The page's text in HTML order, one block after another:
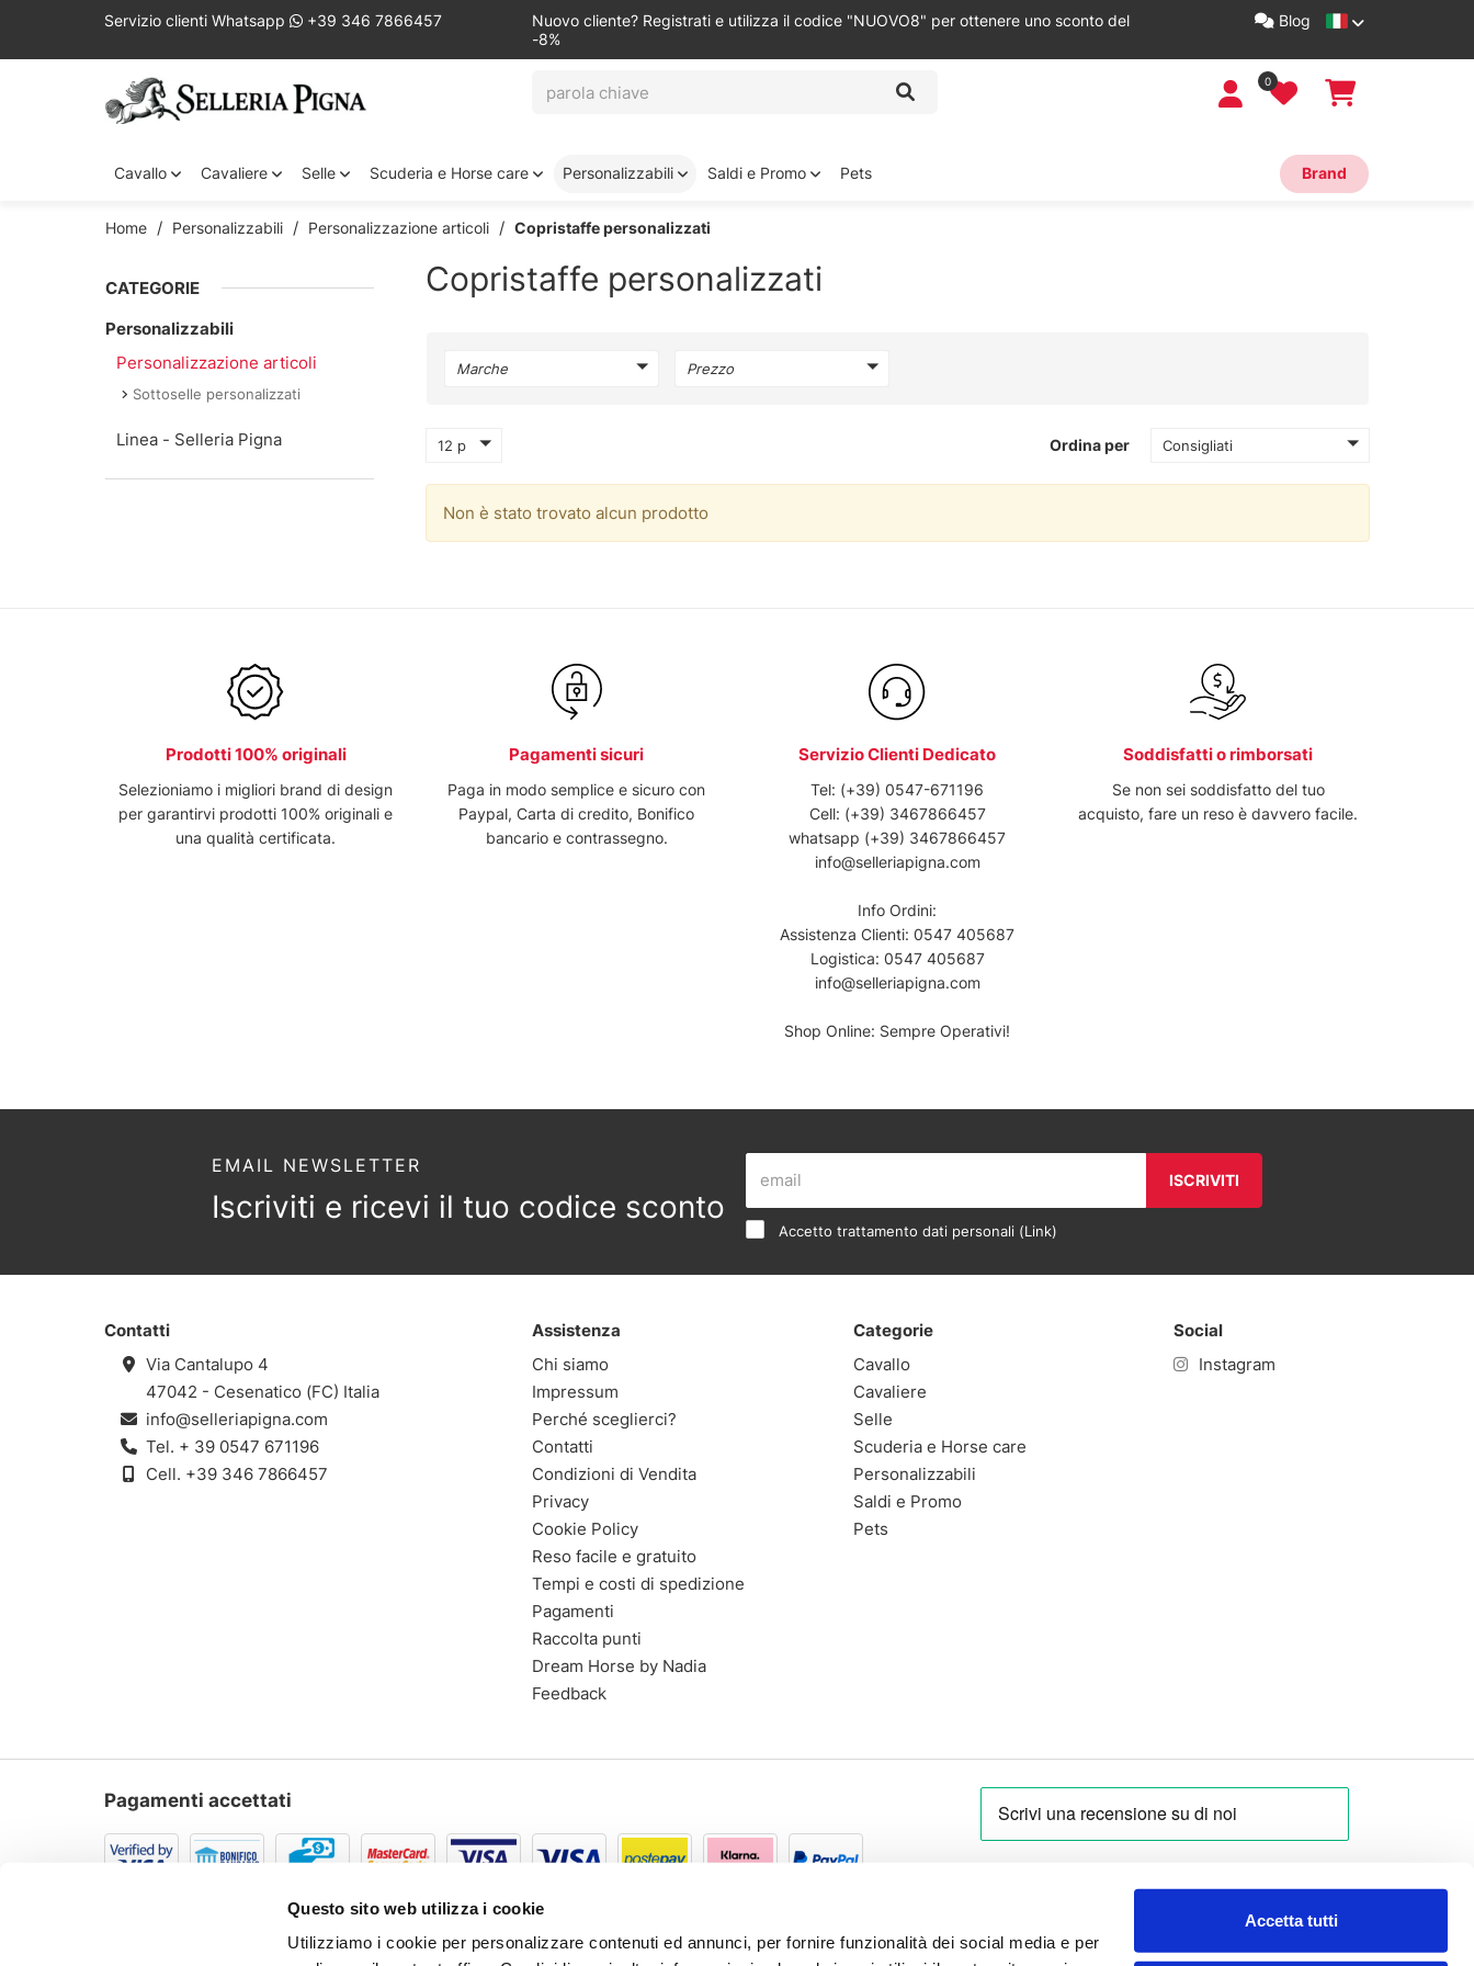
Questo sito web utilizza i cookie
Utilizziamo i cookie per personalizzare contenuti ed annunci, per fornire funzionalità dei social media e per
Accetta tutti
Servizio clienti Whatsapp +39 346 7866457
Nuovo cliente? Registrati e utilizza il codice "NUOVO8" per ottenere uno sconto del
-8%
Blog
0
Cavallo Cavaliere Selle Scuderia e Horse care Personalizzabili Saldi e Promo Pets Brand
Home Personalizzabili Personalizzazione articoli Copristaffe personalizzati
CATEGORIE
Personalizzabili
Personalizzazione articoli
Sottoselle personalizzati
Linea - Selleria Pigna
Copristaffe personalizzati
Marche Prezzo
12 p Ordina per Consigliati
Non è stato trovato alcun prodotto
Prodotti 100% originali
Selezioniamo i migliori brand di design
per garantirvi prodotti 100% originali e
una qualità certificata.
Pagamenti sicuri
Paga in modo semplice e sicuro con
Paypal, Carta di credito, Bonifico
bancario e contrassegno.
Servizio Clienti Dedicato
Tel: (+39) 0547-671196
Cell: (+39) 3467866457
whatsapp (+39) 3467866457
info@selleriapigna.com
Info Ordini:
Assistenza Clienti:0547 405687
Logistica: 0547 405687
info@selleriapigna.com
Shop Online: Sempre Operativi!
Soddisfatti o rimborsati
Se non sei soddisfatto del tuo
acquisto, fare un reso è davvero facile.
EMAIL NEWSLETTER
Iscriviti e ricevi il tuo codice sconto
ISCRIVITI
Accetto trattamento dati personali (Link)
Contatti
Via Cantalupo 4
47042 - Cesenatico (FC) Italia
info@selleriapigna.com
Tel. + 39 0547 671196
Cell. +39 346 7866457
Assistenza
Chi siamo
Impressum
Perché sceglierci?
Contatti
Condizioni di Vendita
Privacy
Cookie Policy
Reso facile e gratuito
Tempi e costi di spedizione
Pagamenti
Raccolta punti
Dream Horse by Nadia
Feedback
Categorie
Cavallo
Cavaliere
Selle
Scuderia e Horse care
Personalizzabili
Saldi e Promo
Pets
Social
Instagram
Pagamenti accettati